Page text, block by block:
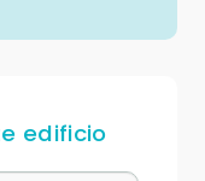
edificio